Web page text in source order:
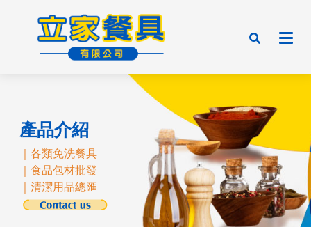
產品介紹
｜各類免洗餐具
｜食品包材批發
｜清潔用品總匯